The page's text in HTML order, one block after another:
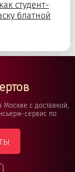
студент-
блатной
с доставкой,
сервис по